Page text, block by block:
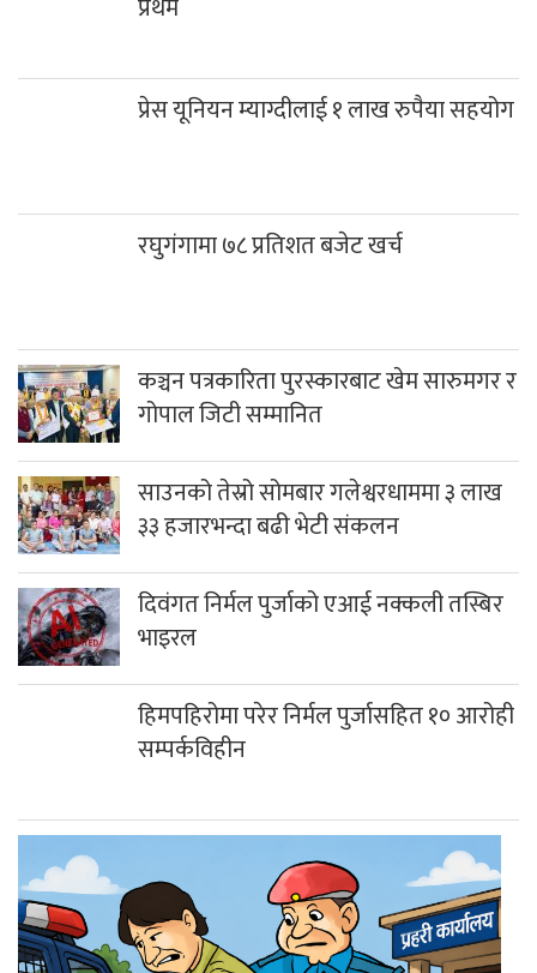
प्रेस यूनियन म्याग्दीलाई १ लाख रुपैया सहयोग
रघुगंगामा ७८ प्रतिशत बजेट खर्च
कञ्चन पत्रकारिता पुरस्कारबाट खेम सारुमगर र
गोपाल जिटी सम्मानित
साउनको तेस्रो सोमबार गलेश्वरधाममा ३ लाख
३३ हजारभन्दा बढी भेटी संकलन
दिवंगत निर्मल पुर्जाको एआई नक्कली तस्बिर
भाइरल
हिमपहिरोमा परेर निर्मल पुर्जासहित १० आरोही
सम्पर्कविहीन